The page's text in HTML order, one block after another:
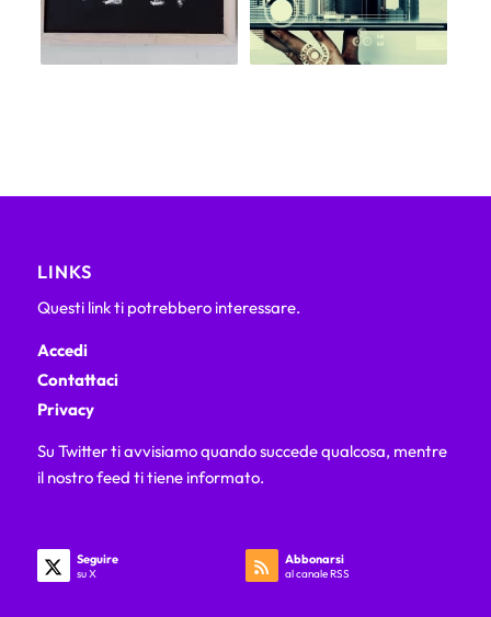
LINKS
Questi link ti potrebbero interessare.
Accedi
Contattaci
Privacy
Su Twitter ti avvisiamo quando succede qualcosa, mentre
il nostro feed ti tiene informato.
Seguire
su X
Abbonarsi
al canale RSS